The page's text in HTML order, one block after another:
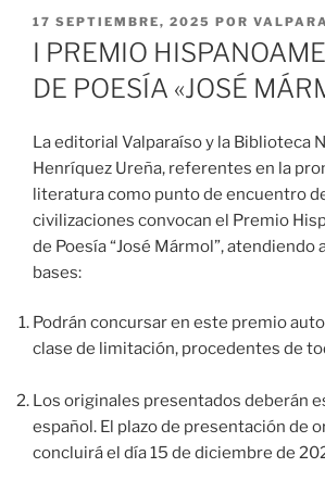
PUBLICADO
EL
17 SEPTIEMBRE, 2025 POR
I PREMIO
DE POESÍA «JOSÉ
La editorial Valparaíso y la Biblioteca
Henríquez Ureña, referentes en la
literatura como punto de encuentro
civilizaciones convocan el Premio
de Poesía “José Mármol”, atendiendo
bases:
Podrán concursar en este premio
clase de limitación, procedentes de
Los originales presentados deberán
español. El plazo de presentación de
concluirá el día 15 de diciembre de